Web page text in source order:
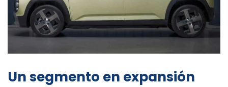
Un segmento en expansión